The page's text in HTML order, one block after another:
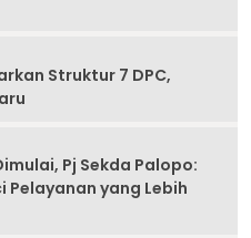
Struktur 7 DPC,
Pj Sekda Palopo:
Pelayanan yang Lebih